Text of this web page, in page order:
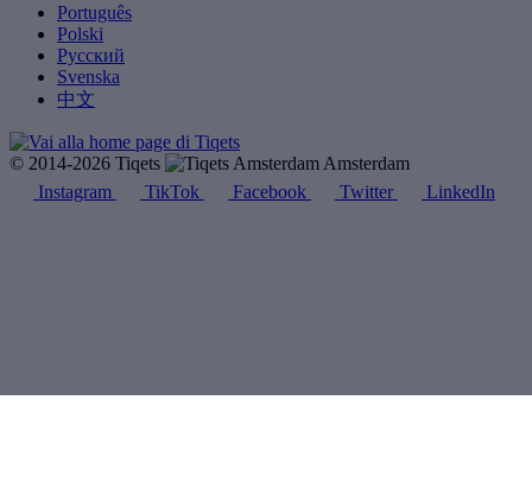
Português
Polski
Русский
Svenska
中文
© 2014-2026 Tiqets
Amsterdam
Instagram
TikTok Facebook Twitter LinkedIn